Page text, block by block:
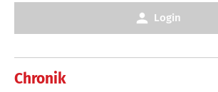
Chronik
Login